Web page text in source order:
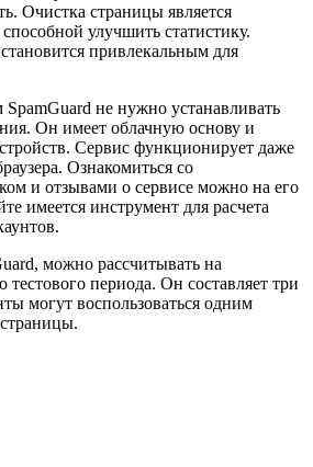
Очистка страницы является
улучшить статистику.
привлекальным для
не нужно устанавливать
Он имеет облачную основу и
Сервис функционирует даже
Ознакомиться со
и отзывами о сервисе можно на его
имеется инструмент для расчета
можно рассчитывать на
тестового периода. Он составляет три
могут воспользоваться одним